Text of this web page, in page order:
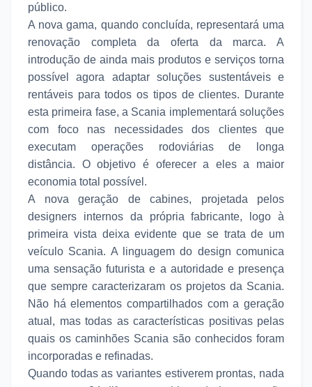
público.
A nova gama, quando concluída, representará uma
renovação completa da oferta da marca. A
introdução de ainda mais produtos e serviços torna
possível agora adaptar soluções sustentáveis e
rentáveis para todos os tipos de clientes. Durante
esta primeira fase, a Scania implementará soluções
com foco nas necessidades dos clientes que
executam operações rodoviárias de longa
distância. O objetivo é oferecer a eles a maior
economia total possível.
A nova geração de cabines, projetada pelos
designers internos da própria fabricante, logo à
primeira vista deixa evidente que se trata de um
veículo Scania. A linguagem do design comunica
uma sensação futurista e a autoridade e presença
que sempre caracterizaram os projetos da Scania.
Não há elementos compartilhados com a geração
atual, mas todas as características positivas pelas
quais os caminhões Scania são conhecidos foram
incorporadas e refinadas.
Quando todas as variantes estiverem prontas, nada